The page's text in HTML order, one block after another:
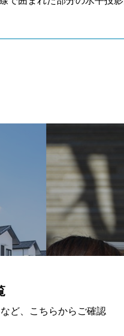
ど、こちらからご確認